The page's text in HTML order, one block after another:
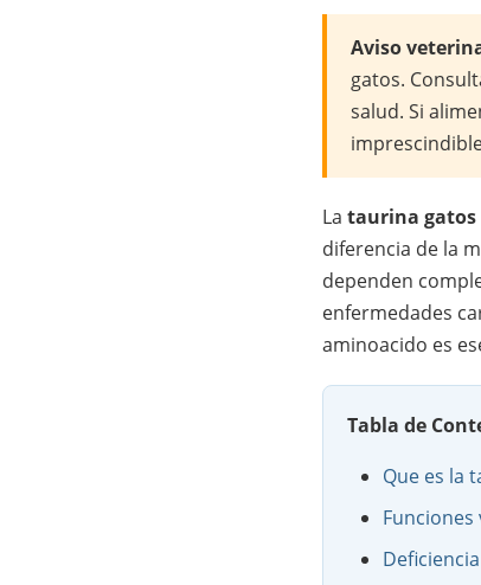
Aviso
gatos.
salud. Si
La taurina gatos
diferencia de la
dependen
enfermedades
aminoacido es
Tabla de
Que es la